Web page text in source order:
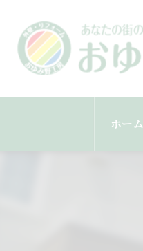
ホーム